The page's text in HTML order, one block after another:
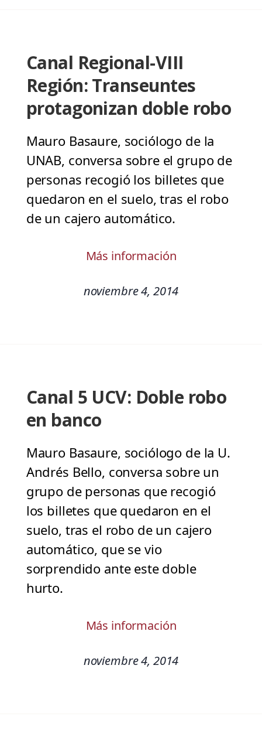
Canal Regional-VIII
Región: Transeuntes
protagonizan doble robo
Mauro Basaure, sociólogo de la
UNAB, conversa sobre el grupo de
personas recogió los billetes que
quedaron en el suelo, tras el robo
de un cajero automático.
Más información
noviembre 4, 2014
Canal 5 UCV: Doble robo
en banco
Mauro Basaure, sociólogo de la U.
Andrés Bello, conversa sobre un
grupo de personas que recogió
los billetes que quedaron en el
suelo, tras el robo de un cajero
automático, que se vio
sorprendido ante este doble
hurto.
Más información
noviembre 4, 2014